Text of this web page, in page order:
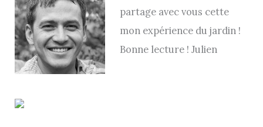
partage avec vous cette
mon expérience du jardin !
Bonne lecture ! Julien